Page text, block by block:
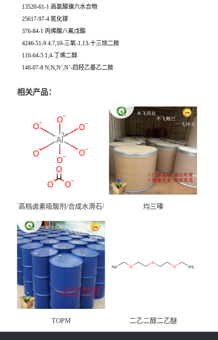
13520-61-1 高氯酸镍六水合物
25617-97-4 氮化镓
376-84-1 丙烯酸八氟戊酯
4246-51-9 4,7,10-三氧-1,13-十三烷二胺
110-64-5 1,4-丁烯二醇
140-07-8 N,N,N’,N’-四羟乙基乙二胺
相关产品：
高档卤素吸酸剂/合成水滑石/
均三嗪
TOPM 二乙二醇二乙醚